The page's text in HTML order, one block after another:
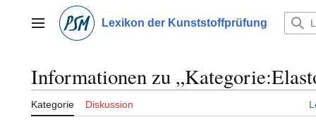
springenHauptmenü Lexikon der Kunststoffprüfung
Informationen zu
Kategorie Diskussion